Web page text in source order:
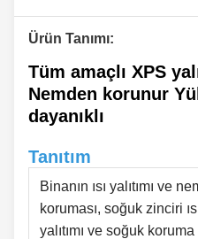
Ürün Tanımı:
Tüm amaçlı XPS
Nemden korunur
dayanıklı
Tanıtım
Binanın ısı yalıtımı ve
koruması, soğuk zinciri
yalıtımı ve soğuk koruma